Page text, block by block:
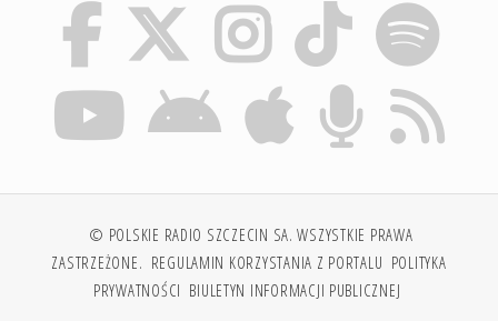
© POLSKIE RADIO SZCZECIN SA. WSZYSTKIE PRAWA
ZASTRZEŻONE. REGULAMIN KORZYSTANIA Z PORTALU POLITYKA
PRYWATNOŚCI BIULETYN INFORMACJI PUBLICZNEJ